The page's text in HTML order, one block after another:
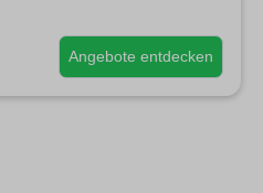
Angebote entdecken